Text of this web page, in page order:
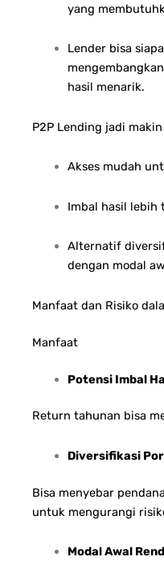
yang
Lender bisa
hasil menarik.
P2P Lending jadi
Akses mudah
Imbal hasil lebih
Alternatif
dengan modal
Manfaat dan Risiko
Manfaat
Potensi Imbal
Return tahunan bisa
Diversifikasi
Bisa menyebar
untuk mengurangi
Modal Awal